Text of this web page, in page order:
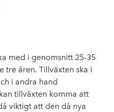
med i genomsnitt 25-35
tre åren. Tillväxten ska i
i andra hand
tillväxten komma att
viktigt att den då nya